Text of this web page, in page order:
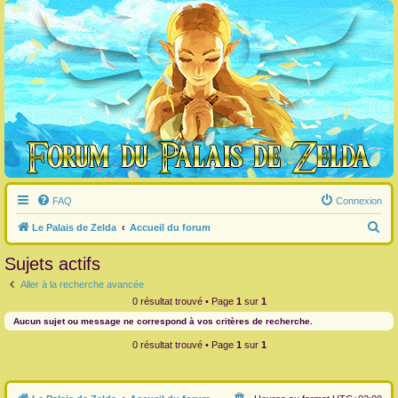
FAQ Connexion
Le Palais de Zelda Accueil du forum
e
e
r
Sujets actifs
Aller à la recherche avancée
0 résultat trouvé • Page 1 sur 1
Aucun sujet ou message ne correspond à vos critères de recherche.
0 résultat trouvé • Page 1 sur 1